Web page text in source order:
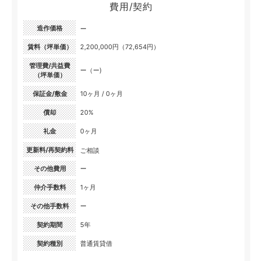
費用/契約
造作価格 ー
賃料（坪単価） 2,200,000円（72,654円）
管理費/共益費
（坪単価）
ー（ー)
保証金/敷金 10ヶ月 / 0ヶ月
償却 20%
礼金 0ヶ月
更新料/再契約料 ご相談
その他費用 ー
仲介手数料 1ヶ月
その他手数料 ー
契約期間 5年
契約種別 普通賃貸借